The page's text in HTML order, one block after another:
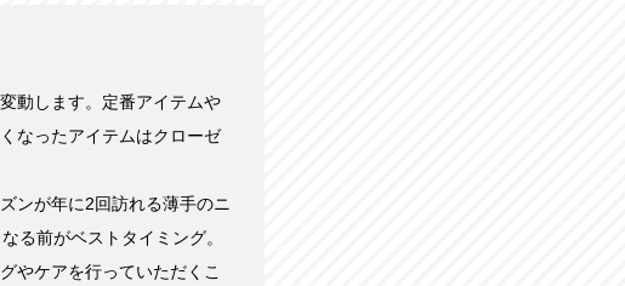
動します。定番アイテムや
なったアイテムはクローゼ
ンが年に2回訪れる薄手のニ
る前がベストタイミング。
やケアを行っていただくこ